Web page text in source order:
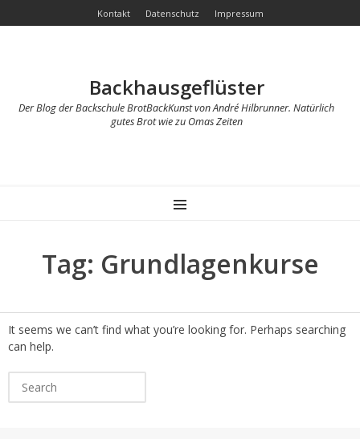
Kontakt Datenschutz Impressum
Backhausgeflüster
Der Blog der Backschule BrotBackKunst von André Hilbrunner. Natürlich
gutes Brot wie zu Omas Zeiten
MENU
Tag: Grundlagenkurse
It seems we can’t find what you’re looking for. Perhaps searching
can help.
for: